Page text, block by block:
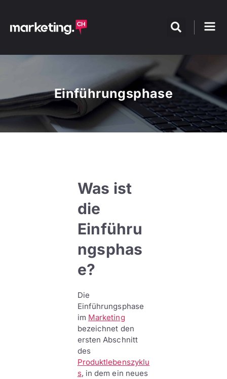
Einführungsphase
Was ist
die
Einführu
ngsphas
e?
Die
Einführungsphase
im Marketing
bezeichnet den
ersten Abschnitt
des
Produktlebenszyklu
s, in dem ein neues